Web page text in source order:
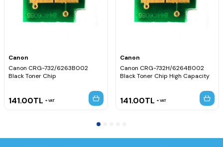
Canon
Canon CRG-732/6263B002
Black Toner Chip
141.00TL VAT
Canon
Canon CRG-732H/6264B002
Black Toner Chip High Capacity
141.00TL VAT